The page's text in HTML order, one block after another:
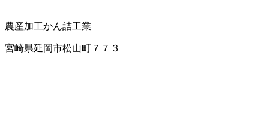
農産加工かん詰工業
宮崎県延岡市松山町７７３